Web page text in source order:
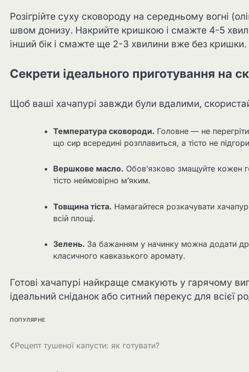
Розігрійте суху сковороду на середньому вогні
швом донизу. Накрийте кришкою і смажте 4-5
інший бік і смажте ще 2-3 хвилини вже без кришки.
Секрети ідеального приготування на
Щоб ваші хачапурі завжди були вдалими,
Температура сковороди. Головне — не
що сир всередині розплавиться, а тісто не
Вершкове масло. Обов’язково змащуйте кожен
тісто неймовірно м’яким.
Товщина тіста. Намагайтеся розкачувати
всій площі.
Зелень. За бажанням у начинку можна додати
класичного кавказького аромату.
Готові хачапурі найкраще смакують у гарячому
ідеальний сніданок або ситний перекус для всієї
ПОПУЛЯРНЕ
Навігація
Рецепт тушеної капусти: як готувати?